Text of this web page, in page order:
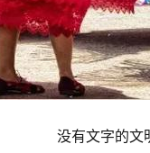
没有文字的文